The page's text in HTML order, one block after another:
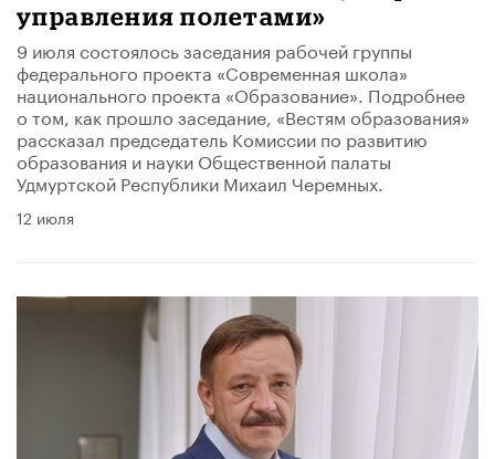
управления полетами»
9 июля состоялось заседания рабочей группы
федерального проекта «Современная школа»
национального проекта «Образование». Подробнее
о том, как прошло заседание, «Вестям образования»
рассказал председатель Комиссии по развитию
образования и науки Общественной палаты
Удмуртской Республики Михаил Черемных.
12 июля